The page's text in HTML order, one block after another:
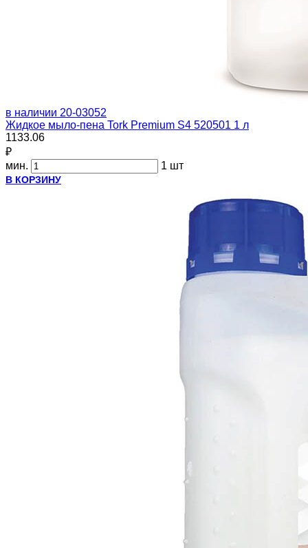
в наличии 20-03052
Жидкое мыло-пена Tork Premium S4 520501 1 л
1133.06
₽
мин.
1 шт
В КОРЗИНУ